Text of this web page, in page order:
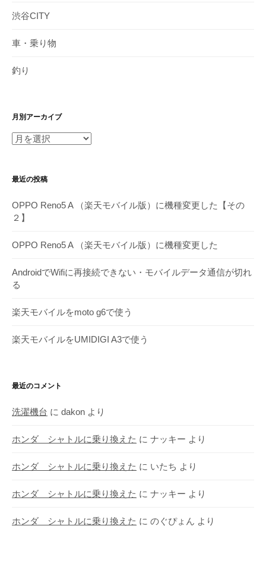
渋谷CITY
車・乗り物
釣り
月別アーカイブ
月
ー
イ
ブ
最近の投稿
OPPO Reno5 A （楽天モバイル版）に機種変更した【その
２】
OPPO Reno5 A （楽天モバイル版）に機種変更した
AndroidでWifiに再接続できない・モバイルデータ通信が切れ
る
楽天モバイルをmoto g6で使う
楽天モバイルをUMIDIGI A3で使う
最近のコメント
洗濯機台 に dakon より
ホンダ シャトルに乗り換えた に ナッキー より
ホンダ シャトルに乗り換えた に いたち より
ホンダ シャトルに乗り換えた に ナッキー より
ホンダ シャトルに乗り換えた に のぐぴょん より